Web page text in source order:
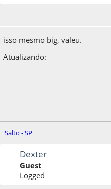
isso mesmo big, valeu.
Atualizando:
Salto - SP
Dexter
Guest
Logged